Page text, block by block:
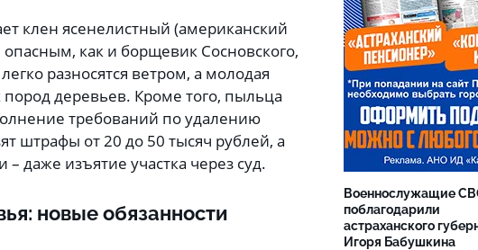
клен ясенелистный (американский
как и борщевик Сосновского,
разносятся ветром, а молодая
деревьев. Кроме того, пыльца
требований по удалению
штрафы от 20 до 50 тысяч рублей, а
даже изъятие участка через суд.
новые обязанности
Военнослужащие
поблагодарили
астраханского
Игоря Бабушкина